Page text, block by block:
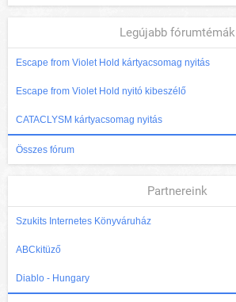
Legújabb fórumtémák
Escape from Violet Hold kártyacsomag nyitás
Escape from Violet Hold nyitó kibeszélő
CATACLYSM kártyacsomag nyitás
Összes fórum
Partnereink
Szukits Internetes Könyváruház
ABCkitüző
Diablo - Hungary